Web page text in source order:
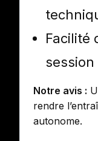
Facilité
Notre avis :
rendre
autonome.